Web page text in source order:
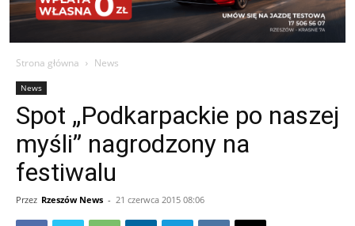
Strona główna News
News
Spot „Podkarpackie po naszej
myśli” nagrodzony na
festiwalu
Przez Rzeszów News - 21 czerwca 2015 08:06